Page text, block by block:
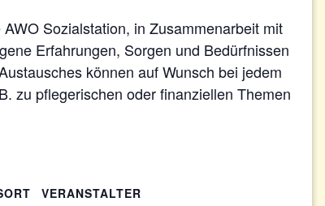
Sozialstation, in Zusammenarbeit mit
Erfahrungen, Sorgen und Bedürfnissen
können auf Wunsch bei jedem
zu pflegerischen oder finanziellen Themen
VERANSTALTER